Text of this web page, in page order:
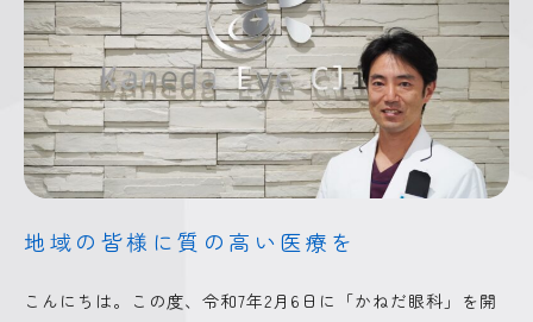
地域の皆様に質の高い医療を
こんにちは。この度、令和7年2月6日に「かねだ眼科」を開